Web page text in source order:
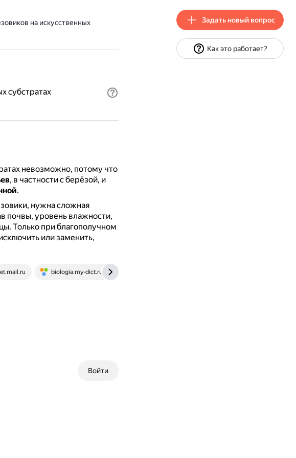
на искусственных
субстратах
невозможно, потому что
, в частности с берёзой, и
.
нужна сложная
почвы, уровень влажности,
Только при благополучном
или заменить,
biologia.my-dict.ru
Войти
Задать новый вопрос
Как это работает?